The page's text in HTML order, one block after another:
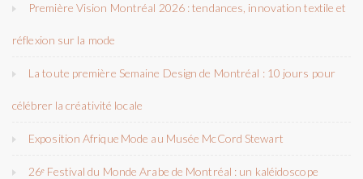
Première Vision Montréal 2026 : tendances, innovation textile et
réflexion sur la mode
La toute première Semaine Design de Montréal : 10 jours pour
célébrer la créativité locale
Exposition Afrique Mode au Musée McCord Stewart
26ᵉ Festival du Monde Arabe de Montréal : un kaléidoscope